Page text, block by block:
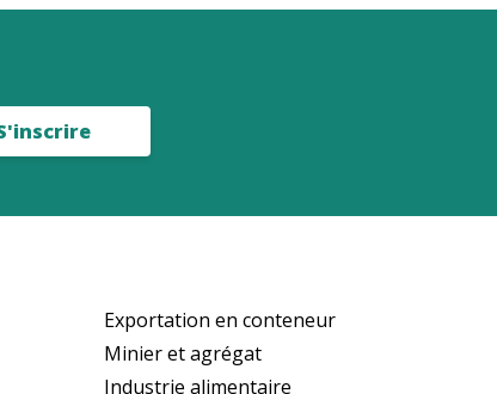
Exportation en conteneur
Minier et agrégat
Industrie alimentaire